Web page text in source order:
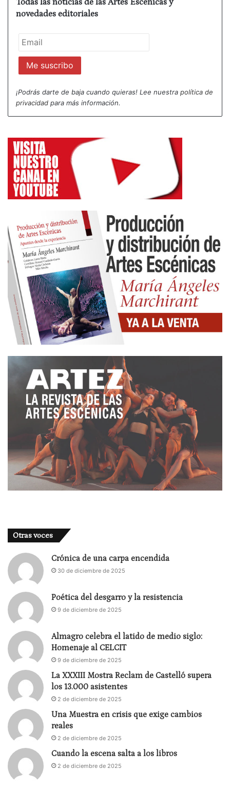
novedades editoriales
¡Podrás darte de baja cuando quieras! Lee nuestra política de
privacidad para más información.
Otras voces
Crónica de una carpa encendida
30 de diciembre de 2025
Poética del desgarro y la resistencia
9 de diciembre de 2025
Almagro celebra el latido de medio siglo:
Homenaje al CELCIT
9 de diciembre de 2025
La XXXIII Mostra Reclam de Castelló supera
los 13.000 asistentes
2 de diciembre de 2025
Una Muestra en crisis que exige cambios
reales
2 de diciembre de 2025
Cuando la escena salta a los libros
2 de diciembre de 2025